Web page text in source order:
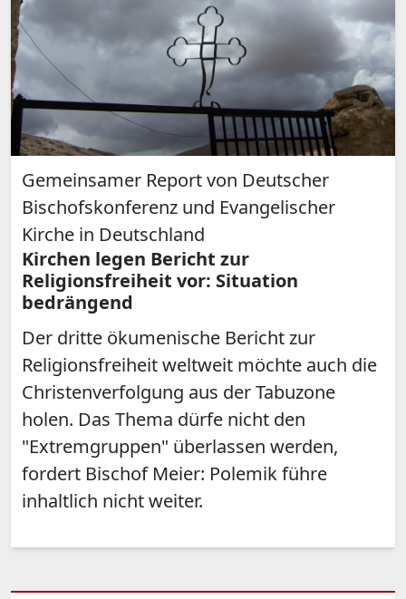
Gemeinsamer Report von Deutscher
Bischofskonferenz und Evangelischer
Kirche in Deutschland
Kirchen legen Bericht zur
Religionsfreiheit vor: Situation
bedrängend
Der dritte ökumenische Bericht zur
Religionsfreiheit weltweit möchte auch die
Christenverfolgung aus der Tabuzone
holen. Das Thema dürfe nicht den
"Extremgruppen" überlassen werden,
fordert Bischof Meier: Polemik führe
inhaltlich nicht weiter.